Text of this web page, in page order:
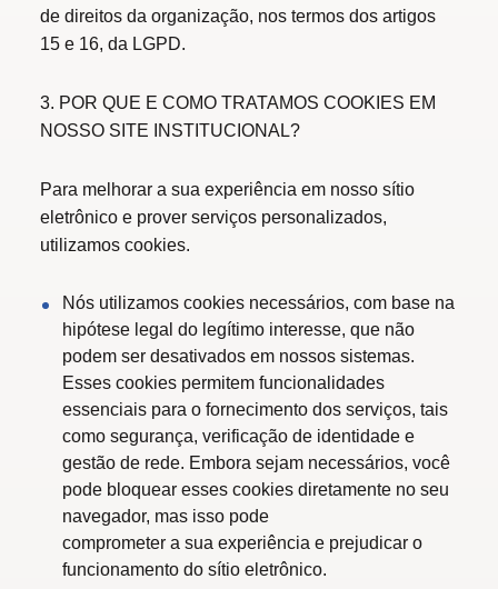
de direitos da organização, nos termos dos artigos
15 e 16, da LGPD.
3. POR QUE E COMO TRATAMOS COOKIES EM
NOSSO SITE INSTITUCIONAL?
Para melhorar a sua experiência em nosso sítio
eletrônico e prover serviços personalizados,
utilizamos cookies.
Nós utilizamos cookies necessários, com base na
hipótese legal do legítimo interesse, que não
podem ser desativados em nossos sistemas.
Esses cookies permitem funcionalidades
essenciais para o fornecimento dos serviços, tais
como segurança, verificação de identidade e
gestão de rede. Embora sejam necessários, você
pode bloquear esses cookies diretamente no seu
navegador, mas isso pode
comprometer a sua experiência e prejudicar o
funcionamento do sítio eletrônico.